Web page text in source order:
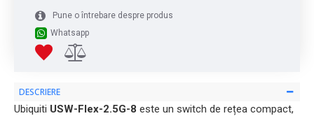
Pune o întrebare despre produs
Whatsapp
DESCRIERE
Ubiquiti USW-Flex-2.5G-8 este un switch de rețea compact,